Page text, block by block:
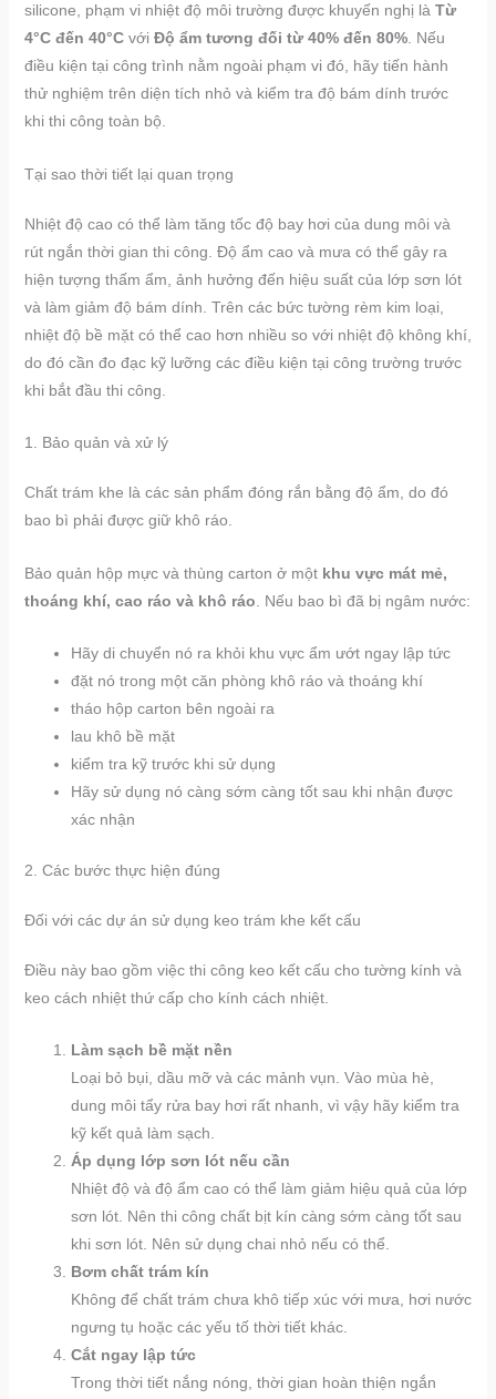
silicone, phạm vi nhiệt độ môi trường được khuyến nghị là Từ
4°C đến 40°Cvới Độ ẩm tương đối từ 40% đến 80%. Nếu
điều kiện tại công trình nằm ngoài phạm vi đó, hãy tiến hành
thử nghiệm trên diện tích nhỏ và kiểm tra độ bám dính trước
khi thi công toàn bộ.
Tại sao thời tiết lại quan trọng
Nhiệt độ cao có thể làm tăng tốc độ bay hơi của dung môi và
rút ngắn thời gian thi công. Độ ẩm cao và mưa có thể gây ra
hiện tượng thấm ẩm, ảnh hưởng đến hiệu suất của lớp sơn lót
và làm giảm độ bám dính. Trên các bức tường rèm kim loại,
nhiệt độ bề mặt có thể cao hơn nhiều so với nhiệt độ không khí,
do đó cần đo đạc kỹ lưỡng các điều kiện tại công trường trước
khi bắt đầu thi công.
1. Bảo quản và xử lý
Chất trám khe là các sản phẩm đóng rắn bằng độ ẩm, do đó
bao bì phải được giữ khô ráo.
Bảo quản hộp mực và thùng carton ở một khu vực mát mẻ,
thoáng khí, cao ráo và khô ráo . Nếu bao bì đã bị ngâm nước:
Hãy di chuyển nó ra khỏi khu vực ẩm ướt ngay lập tức
đặt nó trong một căn phòng khô ráo và thoáng khí
tháo hộp carton bên ngoài ra
lau khô bề mặt
kiểm tra kỹ trước khi sử dụng
Hãy sử dụng nó càng sớm càng tốt sau khi nhận được
xác nhận
2. Các bước thực hiện đúng
Đối với các dự án sử dụng keo trám khe kết cấu
Điều này bao gồm việc thi công keo kết cấu cho tường kính và
keo cách nhiệt thứ cấp cho kính cách nhiệt.
Làm sạch bề mặt nền
Loại bỏ bụi, dầu mỡ và các mảnh vụn. Vào mùa hè,
dung môi tẩy rửa bay hơi rất nhanh, vì vậy hãy kiểm tra
kỹ kết quả làm sạch.
Áp dụng lớp sơn lót nếu cần
Nhiệt độ và độ ẩm cao có thể làm giảm hiệu quả của lớp
sơn lót. Nên thi công chất bịt kín càng sớm càng tốt sau
khi sơn lót. Nên sử dụng chai nhỏ nếu có thể.
Bơm chất trám kín
Không để chất trám chưa khô tiếp xúc với mưa, hơi nước
ngưng tụ hoặc các yếu tố thời tiết khác.
Cắt ngay lập tức
Trong thời tiết nắng nóng, thời gian hoàn thiện ngắn